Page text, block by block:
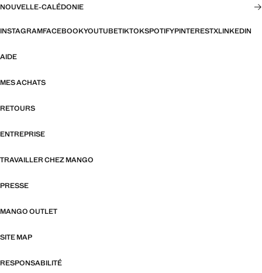
NOUVELLE-CALÉDONIE
INSTAGRAMFACEBOOKYOUTUBETIKTOKSPOTIFYPINTERESTXLINKEDIN
AIDE
MES ACHATS
RETOURS
ENTREPRISE
TRAVAILLER CHEZ MANGO
PRESSE
MANGO OUTLET
SITE MAP
RESPONSABILITÉ